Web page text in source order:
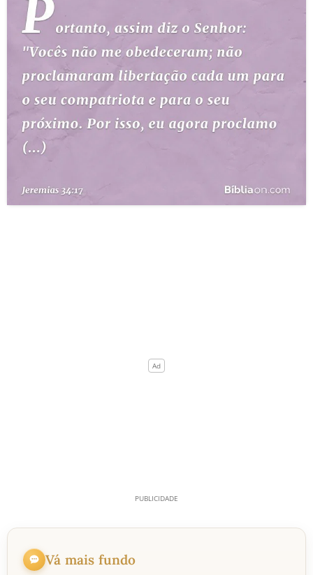
TEMAS
PERGUNTE À BÍBLIA IA
TERMO BÍBLICO
QUEM SOMOS
LOJA BÍBLIAON
Vá mais fundo